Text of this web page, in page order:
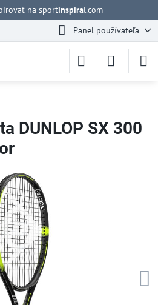
na sportinspiral.com
Panel používateľa
DUNLOP SX 300